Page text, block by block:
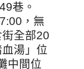
巷。
，無
全部20
湯」位
中間位